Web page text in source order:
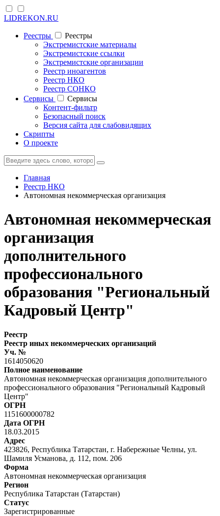
LIDREKON.RU
Реестры
Реестры
Экстремистские материалы
Экстремистские ссылки
Экстремистские организации
Реестр иноагентов
Реестр НКО
Реестр СОНКО
Cервисы
Cервисы
Контент-фильтр
Безопасный поиск
Версия сайта для слабовидящих
Скрипты
О проекте
Главная
Реестр НКО
Автономная некоммерческая организация
Автономная некоммерческая
организация
дополнительного
профессионального
образования "Региональный
Кадровый Центр"
Реестр
Реестр иных некоммерческих организаций
Уч. №
1614050620
Полное наименование
Автономная некоммерческая организация дополнительного
профессионального образования "Региональный Кадровый
Центр"
ОГРН
1151600000782
Дата ОГРН
18.03.2015
Адрес
423826, Республика Татарстан, г. Набережные Челны, ул.
Шамиля Усманова, д. 112, пом. 206
Форма
Автономная некоммерческая организация
Регион
Республика Татарстан (Татарстан)
Статус
Зарегистрированные